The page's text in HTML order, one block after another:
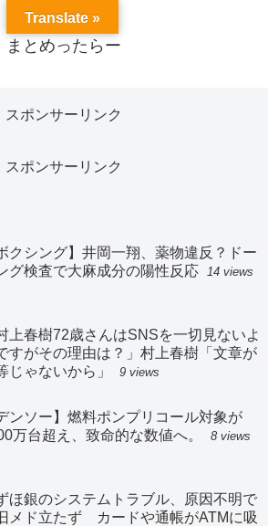
まとめったらー
スポンサーリンク
スポンサーリンク
クシング】井岡一翔、薬物違反？ドー
グ検査で大麻成分の陽性反応
14 views
上春樹72歳さんはSNSを一切見ないよ
すがその理由は？」村上春樹「文章が
じゃないから」
9 views
ンソー】燃料ポンプリコール対象が
万台超え、致命的な数値へ。
8 views
ほ銀のシステムトラブル、原因不明で
メド立たず カードや通帳がATMに吸
Translate »